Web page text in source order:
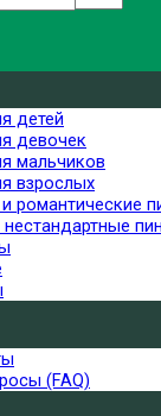
детей
девочек
мальчиков
взрослых
романтические
(FAQ)